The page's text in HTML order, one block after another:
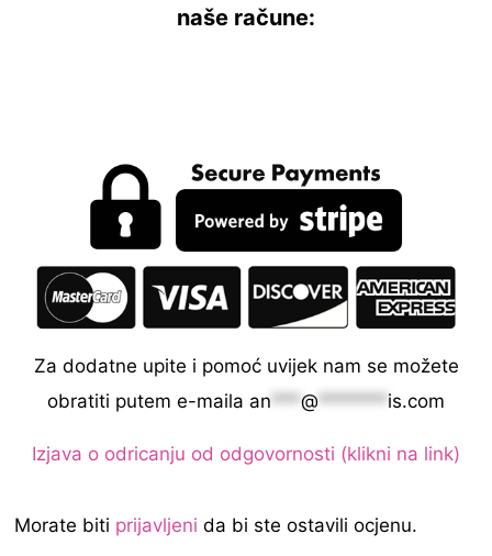
naše račune:
Za dodatne upite i pomoć uvijek nam se možete
obratiti putem e-maila an *** @ ******* is.com
Izjava o odricanju od odgovornosti (klikni na link)
Morate biti prijavljeni da bi ste ostavili ocjenu.